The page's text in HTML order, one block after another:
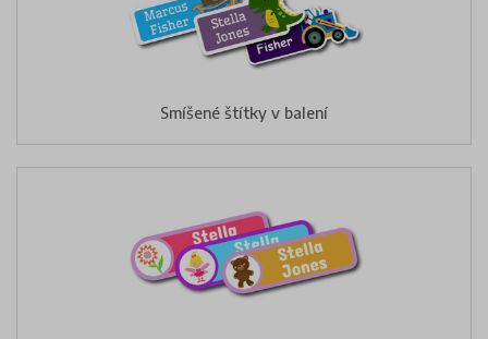
Smíšené štítky v balení